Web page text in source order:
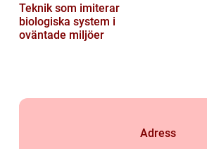
Teknik som imiterar
biologiska system i
oväntade miljöer
Adress